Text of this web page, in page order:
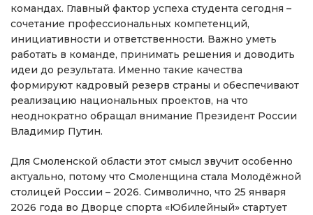
командах. Главный фактор успеха студента сегодня –
сочетание профессиональных компетенций,
инициативности и ответственности. Важно уметь
работать в команде, принимать решения и доводить
идеи до результата. Именно такие качества
формируют кадровый резерв страны и обеспечивают
реализацию национальных проектов, на что
неоднократно обращал внимание Президент России
Владимир Путин.
Для Смоленской области этот смысл звучит особенно
актуально, потому что Смоленщина стала Молодёжной
столицей России – 2026. Символично, что 25 января
2026 года во Дворце спорта «Юбилейный» стартует